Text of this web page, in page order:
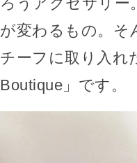
が変わるもの。そ
チーフに取り入れ
Boutique」です。